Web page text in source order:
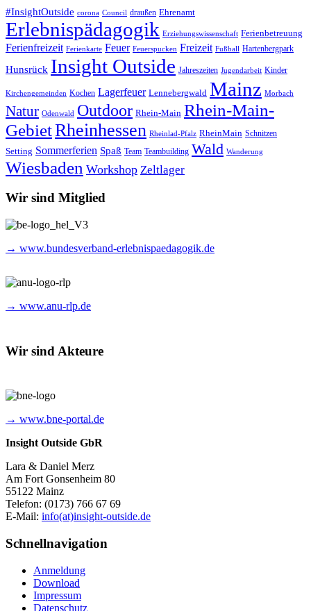
#InsightOutside corona Council draußen Ehrenamt
Erlebnispädagogik Erziehungswissenschaft Ferienbetreuung
Ferienfreizeit Ferienkarte Feuer Feuerspucken Freizeit Fußball Hartenbergpark
Hunsrück Insight Outside Jahreszeiten Jugendarbeit Kinder
Kirchengemeinden Kochen Lagerfeuer Lennebergwald Mainz Morbach
Natur Odenwald Outdoor Rhein-Main Rhein-Main-
GebietRheinhessen Rheinlad-Pfalz RheinMain Schnitzen
Setting Sommerferien Spaß Team Teambuilding Wald Wanderung
Wiesbaden Workshop Zeltlager
Wir sind Mitglied
→ www.bundesverband-erlebnispaedagogik.de
→ www.anu-rlp.de
Wir sind Akteure
→ www.bne-portal.de
Insight Outside GbR
Lara & Daniel Merz
Am Fort Gonsenheim 80
55122 Mainz
Telefon: (0173) 766 67 69
E-Mail: info(at)insight-outside.de
Schnellnavigation
Anmeldung
Download
Impressum
Datenschutz